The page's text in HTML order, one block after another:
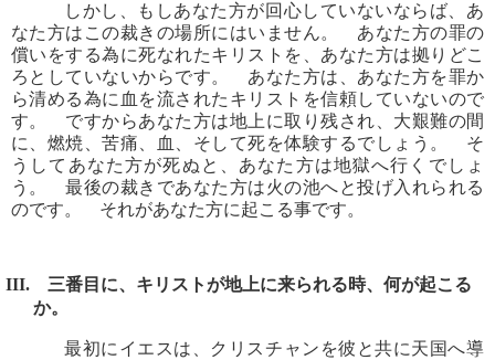
しかし、もしあなた方が回心していないならば、あ
なた方はこの裁きの場所にはいません。 あなた方の罪の
償いをする為に死なれたキリストを、あなた方は拠りどこ
ろとしていないからです。 あなた方は、あなた方を罪か
ら清める為に血を流されたキリストを信頼していないので
す。 ですからあなた方は地上に取り残され、大艱難の間
に、燃焼、苦痛、血、そして死を体験するでしょう。 そ
うしてあなた方が死ぬと、あなた方は地獄へ行くでしょ
う。 最後の裁きであなた方は火の池へと投げ入れられる
のです。 それがあなた方に起こる事です。
III. 三番目に、キリストが地上に来られる時、何が起こる
か。
最初にイエスは、クリスチャンを彼と共に天国へ導